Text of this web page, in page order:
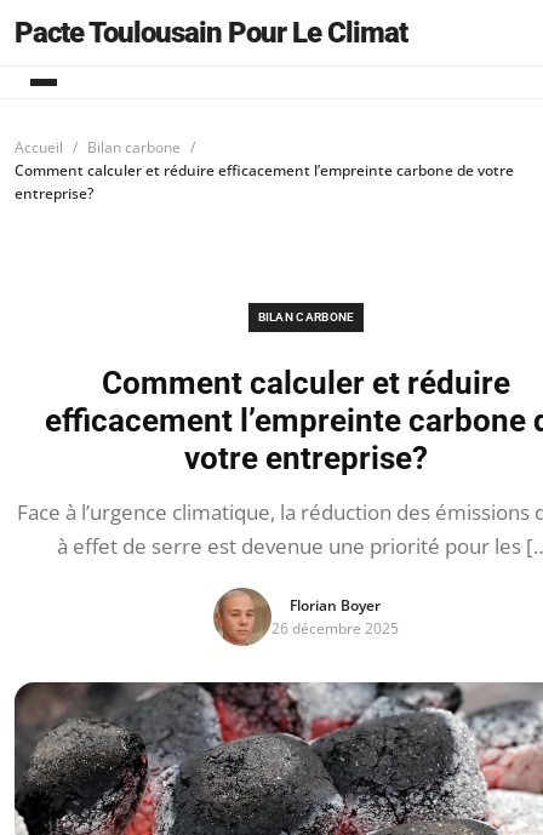
Pacte Toulousain Pour Le Climat
Accueil
Bilan carbone
Comment calculer et réduire efficacement l’empreinte carbone de votre
entreprise?
BILAN CARBONE
Comment calculer et réduire
efficacement l’empreinte carbone
votre entreprise?
Face à l’urgence climatique, la réduction des émissions
à effet de serre est devenue une priorité pour les
Florian Boyer
26 décembre 2025